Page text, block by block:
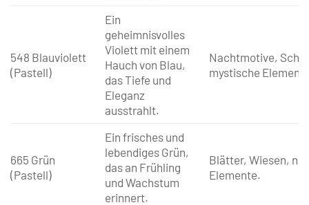
548 Blauviolett
(Pastell)
Ein
geheimnisvolles
Violett mit einem
Hauch von Blau,
das Tiefe und
Eleganz
ausstrahlt.
Nachtmotive,
mystische
665 Grün
(Pastell)
Ein frisches und
lebendiges Grün,
das an Frühling
und Wachstum
erinnert.
Blätter, Wiesen,
Elemente.